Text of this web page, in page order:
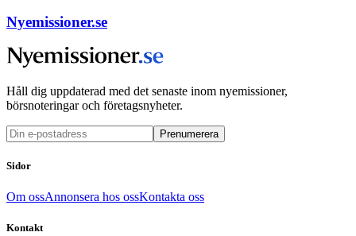
Nyemissioner.se
Håll dig uppdaterad med det senaste inom nyemissioner,
börsnoteringar och företagsnyheter.
Prenumerera
Sidor
Om ossAnnonsera hos ossKontakta oss
Kontakt